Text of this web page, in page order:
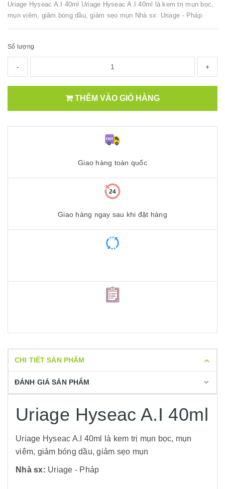
Uriage Hyseac A.I 40ml Uriage Hyseac A.I 40ml là kem trị mụn bọc,
mụn viêm, giảm bóng dầu, giảm sẹo mụn Nhà sx: Uriage - Pháp
Số lượng
- +
THÊM VÀO GIỎ HÀNG
Giao hàng toàn quốc
Giao hàng ngay sau khi đặt hàng
CHI TIẾT SẢN PHẨM
ĐÁNH GIÁ SẢN PHẨM
Uriage Hyseac A.I 40ml
Uriage Hyseac A.I 40ml là kem trị mụn bọc, mụn
viêm, giảm bóng dầu, giảm sẹo mụn
Nhà sx: Uriage - Pháp